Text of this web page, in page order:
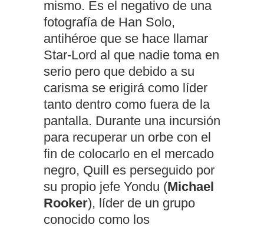
mismo. Es el negativo de una
fotografía de Han Solo,
antihéroe que se hace llamar
Star-Lord al que nadie toma en
serio pero que debido a su
carisma se erigirá como líder
tanto dentro como fuera de la
pantalla. Durante una incursión
para recuperar un orbe con el
fin de colocarlo en el mercado
negro, Quill es perseguido por
su propio jefe Yondu (Michael
Rooker), líder de un grupo
conocido como los